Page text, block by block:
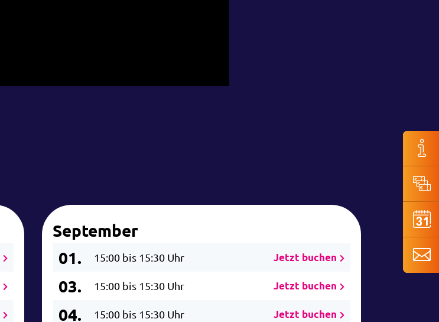
September
01.
15:00 bis 15:30 Uhr Jetzt buchen
03. 15:00 bis 15:30 Uhr Jetzt buchen
04. 15:00 bis 15:30 Uhr Jetzt buchen